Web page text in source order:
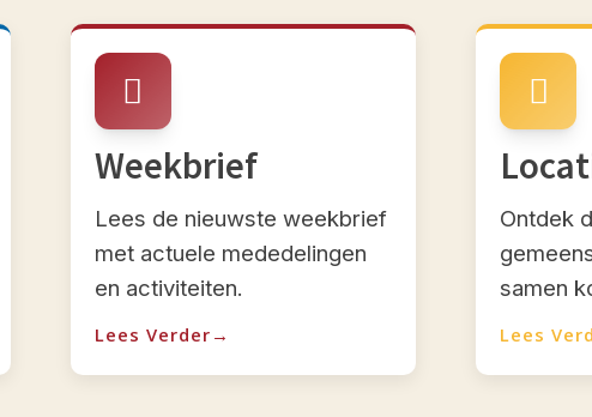
Weekbrief
Lees de nieuwste weekbrief
met actuele mededelingen
en activiteiten.
Lees Verder
Ontdek
samen
Lees